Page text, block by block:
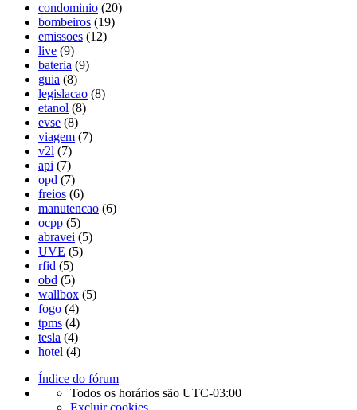
condominio (20)
bombeiros (19)
emissoes (12)
live (9)
bateria (9)
guia (8)
legislacao (8)
etanol (8)
evse (8)
viagem (7)
v2l (7)
api (7)
opd (7)
freios (6)
manutencao (6)
ocpp (5)
abravei (5)
UVE (5)
rfid (5)
obd (5)
wallbox (5)
fogo (4)
tpms (4)
tesla (4)
hotel (4)
Índice do fórum
Todos os horários são UTC-03:00